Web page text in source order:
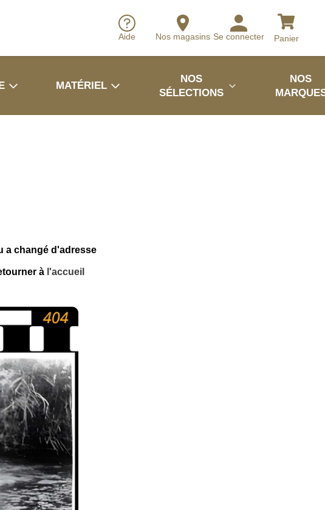
Aide Nos magasins Se connecter Panier
MATÉRIEL
NOS
SÉLECTIONS
NOS
a changé d'adresse
à l'accueil